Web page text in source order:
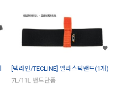
[텍라인/TECLINE] 엘라스틱밴드(1개)
7L/11L 밴드단품